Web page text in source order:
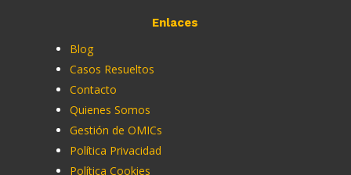
Enlaces
Blog
Casos Resueltos
Contacto
Quienes Somos
Gestión de OMICs
Política Privacidad
Política Cookies